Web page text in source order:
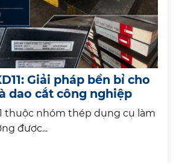
Giải pháp bền bỉ cho
dao cắt công nghiệp
thuộc nhóm thép dụng cụ làm
được...